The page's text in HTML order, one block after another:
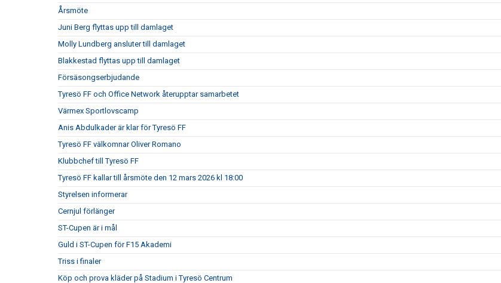
Årsmöte
Juni Berg flyttas upp till damlaget
Molly Lundberg ansluter till damlaget
Blakkestad flyttas upp till damlaget
Försäsongserbjudande
Tyresö FF och Office Network återupptar samarbetet
Värmex Sportlovscamp
Anis Abdulkader är klar för Tyresö FF
Tyresö FF välkomnar Oliver Romano
Klubbchef till Tyresö FF
Tyresö FF kallar till årsmöte den 12 mars 2026 kl 18:00
Styrelsen informerar
Cernjul förlänger
ST-Cupen är i mål
Guld i ST-Cupen för F15 Akademi
Triss i finaler
Köp och prova kläder på Stadium i Tyresö Centrum